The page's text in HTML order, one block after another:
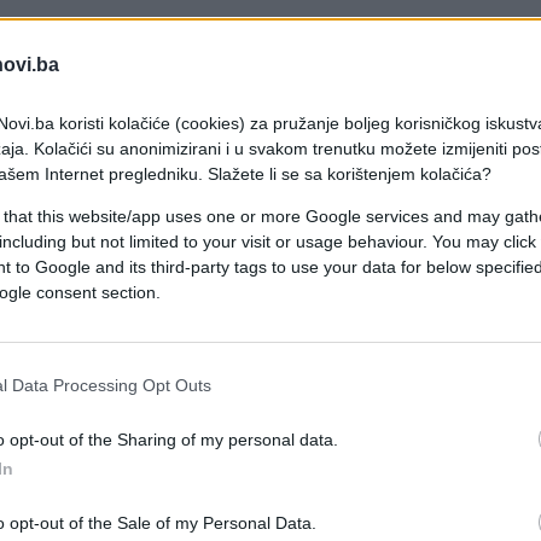
koristi kolačiće (cookies) za pružanje boljeg korisničkog
Kolačići su anonimizirani i u svakom trenutku možete izmijeniti
Internet pregledniku. Slažete li se sa korištenjem kolačića?
that this website/app uses one or more Google services and may
but not limited to your visit or usage behaviour. You may
to Google and its third-party tags to use your data for below
consent section.
Data Processing Opt Outs
opt-out of the Sharing of my personal data.
opt-out of the Sale of my Personal Data.
stručnog štaba morali su ga udaljiti od
isključen je i trener golmana Saafan El-
iste situacije.
za nezadovoljstvo. Nakon VAR provjere
su i jedanaesterac poslije duela u
tačku. Upravo su te odluke dodatno
štaba nakon posljednjeg sudijskog zvižduka.
da Messi ostane na turniru. Messi je